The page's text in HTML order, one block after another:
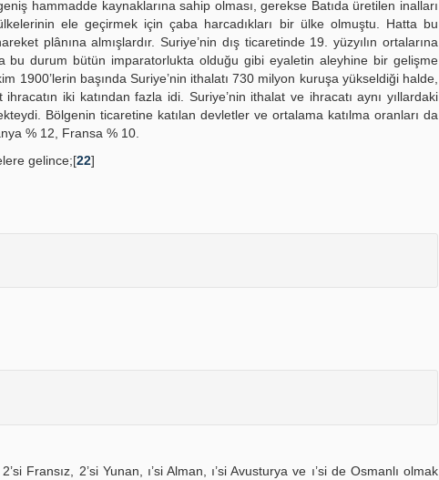
hammadde kaynaklarına sahip olması, gerekse Batıda üretilen inalları
ele geçirmek için çaba harcadıkları bir ülke olmuştu. Hatta bu
plânına almışlardır. Suriye’nin dış ticaretinde 19. yüzyılın ortalarına
bu durum bütün imparatorlukta olduğu gibi eyaletin aleyhine bir gelişme
1900’lerin başında Suriye’nin ithalatı 730 milyon kuruşa yükseldiği halde,
iki katından fazla idi. Suriye’nin ithalat ve ihracatı aynı yıllardaki
Bölgenin ticaretine katılan devletler ve ortalama katılma oranları da
% 12, Fransa % 10.
gelince;[22]
Fransız, 2’si Yunan, ı’si Alman, ı’si Avusturya ve ı’si de Osmanlı olmak